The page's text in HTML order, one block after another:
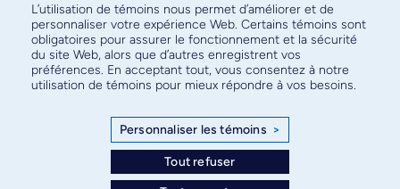
© Faculté de médecine - Université de Montréal
Paramètres des témoins
L’utilisation de témoins nous permet d’améliorer et de
personnaliser votre expérience Web. Certains témoins sont
obligatoires pour assurer le fonctionnement et la sécurité
du site Web, alors que d’autres enregistrent vos
préférences. En acceptant tout, vous consentez à notre
utilisation de témoins pour mieux répondre à vos besoins.
Personnaliser les témoins >
Tout refuser